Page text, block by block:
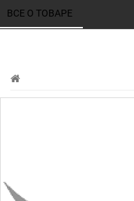
ВСЕ О ТОВАРЕ